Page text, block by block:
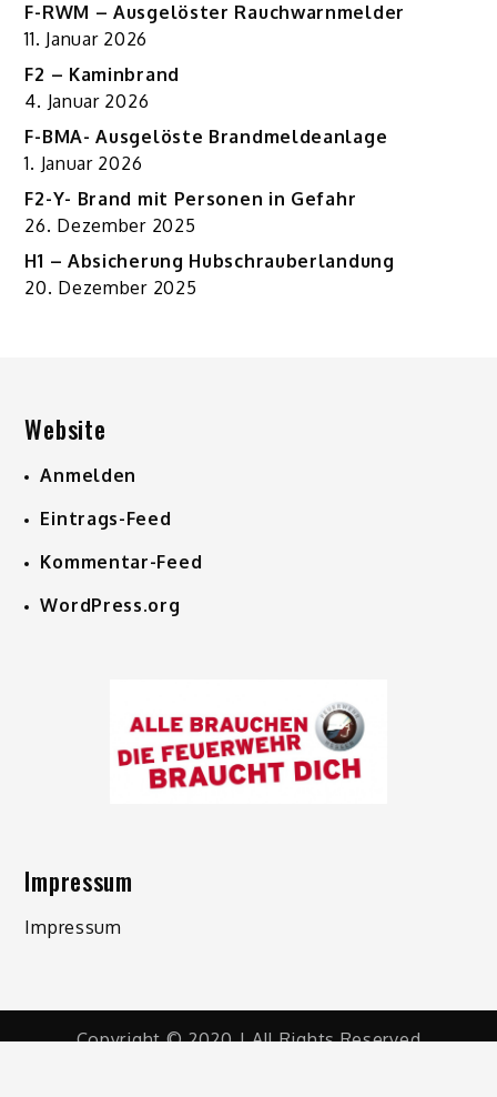
F-RWM – Ausgelöster Rauchwarnmelder
11. Januar 2026
F2 – Kaminbrand
4. Januar 2026
F-BMA- Ausgelöste Brandmeldeanlage
1. Januar 2026
F2-Y- Brand mit Personen in Gefahr
26. Dezember 2025
H1 – Absicherung Hubschrauberlandung
20. Dezember 2025
Website
Anmelden
Eintrags-Feed
Kommentar-Feed
WordPress.org
Impressum
Impressum
Copyright © 2020 | All Rights Reserved